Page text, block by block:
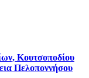
Κουτσοποδίου
Πελοποννήσου